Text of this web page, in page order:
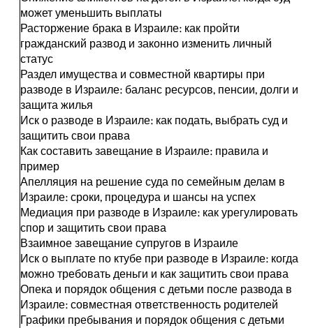
может уменьшить выплаты
Расторжение брака в Израиле: как пройти
гражданский развод и законно изменить личный
статус
Раздел имущества и совместной квартиры при
разводе в Израиле: баланс ресурсов, пенсии, долги и
защита жилья
Иск о разводе в Израиле: как подать, выбрать суд и
защитить свои права
Как составить завещание в Израиле: правила и
пример
Апелляция на решение суда по семейным делам в
Израиле: сроки, процедура и шансы на успех
Медиация при разводе в Израиле: как урегулировать
спор и защитить свои права
Взаимное завещание супругов в Израиле
Иск о выплате по ктубе при разводе в Израиле: когда
можно требовать деньги и как защитить свои права
Опека и порядок общения с детьми после развода в
Израиле: совместная ответственность родителей
Графики пребывания и порядок общения с детьми